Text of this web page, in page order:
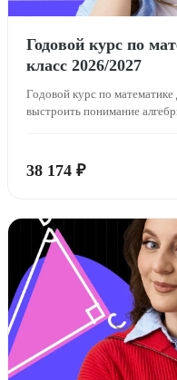
Годовой курс по
класс 2026/2027
Годовой курс по
выстроить понимание
38 174 ₽